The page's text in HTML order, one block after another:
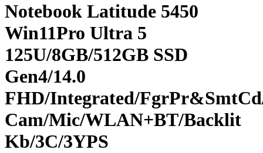
Notebook Latitude 5450
Win11Pro Ultra 5
125U/8GB/512GB SSD
Gen4/14.0
FHD/Integrated/
Cam/Mic/WLAN+BT/Backlit
Kb/3C/3YPS